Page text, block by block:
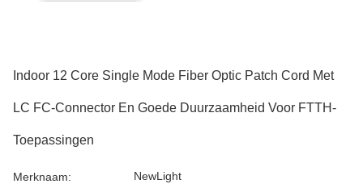
Indoor 12 Core Single Mode Fiber Optic Patch Cord Met
LC FC-Connector En Goede Duurzaamheid Voor FTTH-
Toepassingen
Merknaam: NewLight